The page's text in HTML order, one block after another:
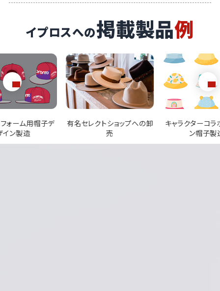
イプロスへの掲載製品例
トショップへの卸
売
キャラクターコラボレーショ
ン帽子製造
アパレルブラン
ODM生